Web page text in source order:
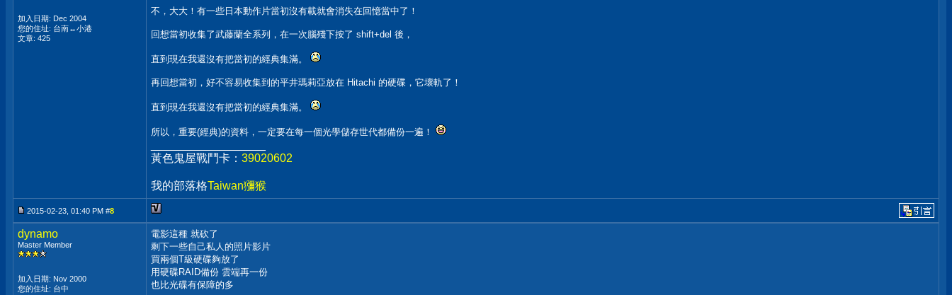
加入日期: Dec 2004
您的住址: 台南↔小港
文章: 425
不，大大！有一些日本動作片當初沒有載就會消失在回憶當中了！
回想當初收集了武藤蘭全系列，在一次腦殘下按了 shift+del 後，
直到現在我還沒有把當初的經典集滿。
再回想當初，好不容易收集到的平井瑪莉亞放在 Hitachi 的硬碟，它壞軌了！
直到現在我還沒有把當初的經典集滿。
所以，重要(經典)的資料，一定要在每一個光學儲存世代都備份一遍！
黃色鬼屋戰鬥卡： 39020602
我的部落格Taiwan獼猴
2015-02-23, 01:40 PM #8
dynamo
Master Member
加入日期: Nov 2000
您的住址: 台中
電影這種 就砍了
剩下一些自己私人的照片影片
買兩個T級硬碟夠放了
用硬碟RAID備份 雲端再一份
也比光碟有保障的多